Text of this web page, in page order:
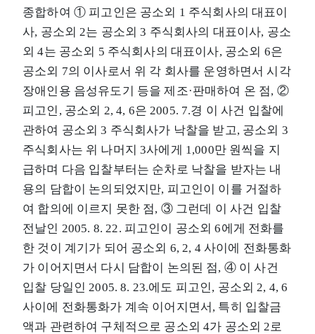
종합하여 ① 피고인은 공소외 1 주식회사의 대표이
사, 공소외 2는 공소외 3 주식회사의 대표이사, 공소
외 4는 공소외 5 주식회사의 대표이사, 공소외 6은
공소외 7의 이사로서 위 각 회사를 운영하면서 시각
장애인용 음성유도기 등을 제조·판매하여 온 점, ②
피고인, 공소외 2, 4, 6은 2005. 7.경 이 사건 입찰에
관하여 공소외 3 주식회사가 낙찰을 받고, 공소외 3
주식회사는 위 나머지 3사에게 1,000만 원씩을 지
급하며 다음 입찰부터는 순차로 낙찰을 받자는 내
용의 담합이 논의되었지만, 피고인이 이를 거절하
여 합의에 이르지 못한 점, ③ 그런데 이 사건 입찰
전날인 2005. 8. 22. 피고인이 공소외 6에게 전화를
한 것이 계기가 되어 공소외 6, 2, 4 사이에 전화통화
가 이어지면서 다시 담합이 논의된 점, ④ 이 사건
입찰 당일인 2005. 8. 23.에도 피고인, 공소외 2, 4, 6
사이에 전화통화가 계속 이어지면서, 특히 입찰금
액과 관련하여 구체적으로 공소외 4가 공소외 2로